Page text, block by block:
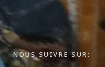
NOUS SUIVRE SUR: